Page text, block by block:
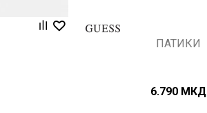
ПАТИКИ
6.790 МКД